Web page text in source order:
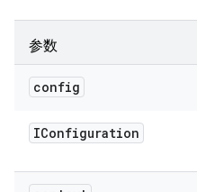
参数
config
IConfiguration